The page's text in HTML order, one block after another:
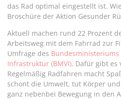
das Rad optimal eingestellt ist.
Broschüre der Aktion Gesunder
Aktuell machen rund 22 Prozent
Arbeitsweg mit dem Fahrrad zur
Umfrage des
Infrastruktur (BMVI). Dafür gibt es
Regelmäßig Radfahren macht
schont die Umwelt, tut Körper
ganz nebenbei Bewegung in den